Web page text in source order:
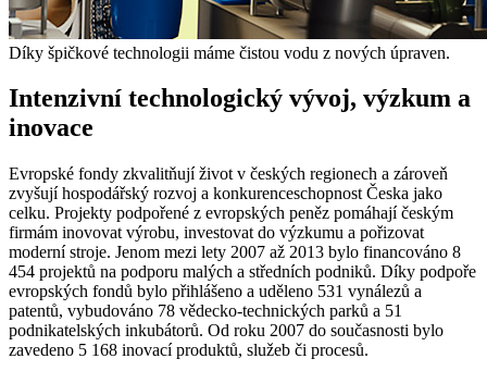
Díky špičkové technologii máme čistou vodu z nových úpraven.
Intenzivní technologický vývoj, výzkum a
inovace
Evropské fondy zkvalitňují život v českých regionech a zároveň
zvyšují hospodářský rozvoj a konkurenceschopnost Česka jako
celku. Projekty podpořené z evropských peněz pomáhají českým
firmám inovovat výrobu, investovat do výzkumu a pořizovat
moderní stroje. Jenom mezi lety 2007 až 2013 bylo financováno 8
454 projektů na podporu malých a středních podniků. Díky podpoře
evropských fondů bylo přihlášeno a uděleno 531 vynálezů a
patentů, vybudováno 78 vědecko-technických parků a 51
podnikatelských inkubátorů. Od roku 2007 do současnosti bylo
zavedeno 5 168 inovací produktů, služeb či procesů.